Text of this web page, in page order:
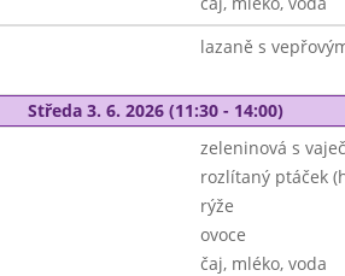
lazaně s
Středa 3. 6. 2026 (11:30 - 14:00)
zeleninová s
rozlítaný ptáček
rýže
ovoce
čaj, mléko, voda